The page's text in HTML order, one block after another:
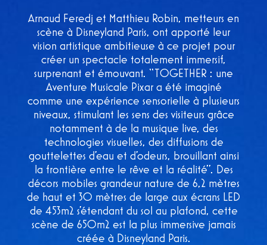
Arnaud Feredj et Matthieu Robin, metteurs en
scène à Disneyland Paris, ont apporté leur
vision artistique ambitieuse à ce projet pour
créer un spectacle totalement immersif,
surprenant et émouvant. “TOGETHER : une
Aventure Musicale Pixar a été imaginé
comme une expérience sensorielle à plusieurs
niveaux, stimulant les sens des visiteurs grâce
notamment à de la musique live, des
technologies visuelles, des diffusions de
gouttelettes d’eau et d’odeurs, brouillant ainsi
la frontière entre le rêve et la réalité”. Des
décors mobiles grandeur nature de 6,2 mètres
de haut et 30 mètres de large aux écrans LED
de 453m2 s’étendant du sol au plafond, cette
scène de 650m2 est la plus immersive jamais
créée à Disneyland Paris.